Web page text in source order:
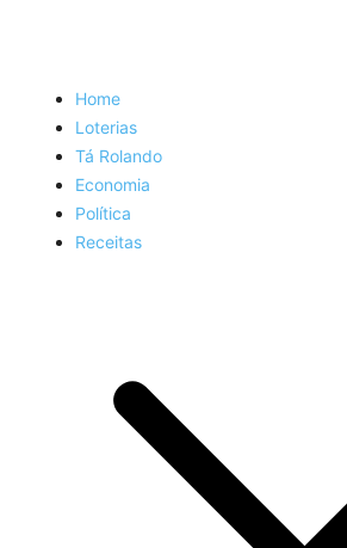
Home
Loterias
Tá Rolando
Economia
Política
Receitas